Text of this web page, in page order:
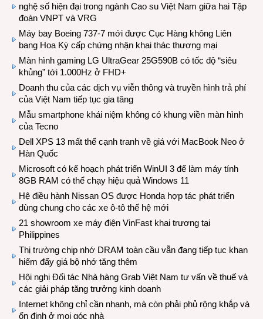
nghệ số hiện đại trong ngành Cao su Việt Nam giữa hai Tập
đoàn VNPT và VRG
Máy bay Boeing 737-7 mới được Cục Hàng không Liên
bang Hoa Kỳ cấp chứng nhận khai thác thương mại
Màn hình gaming LG UltraGear 25G590B có tốc độ “siêu
khủng” tới 1.000Hz ở FHD+
Doanh thu của các dịch vụ viễn thông và truyền hình trả phí
của Việt Nam tiếp tục gia tăng
Mẫu smartphone khái niệm không có khung viền màn hình
của Tecno
Dell XPS 13 mất thế cạnh tranh về giá với MacBook Neo ở
Hàn Quốc
Microsoft có kế hoạch phát triển WinUI 3 để làm máy tính
8GB RAM có thể chạy hiệu quả Windows 11
Hệ điều hành Nissan OS được Honda hợp tác phát triển
dùng chung cho các xe ô-tô thế hệ mới
21 showroom xe máy điện VinFast khai trương tại
Philippines
Thị trường chip nhớ DRAM toàn cầu vẫn đang tiếp tục khan
hiếm đẩy giá bộ nhớ tăng thêm
Hội nghị Đối tác Nhà hàng Grab Việt Nam tư vấn về thuế và
các giải pháp tăng trưởng kinh doanh
Internet không chỉ cần nhanh, mà còn phải phủ rộng khắp và
ổn định ở mọi góc nhà